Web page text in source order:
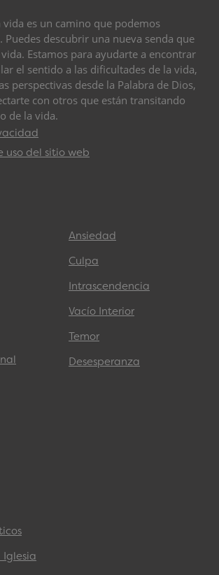
vida es un camino que podemos
descubrir una nueva senda que
Estamos para ayudarte a encontrar
el sentido a las dificultades de la vida,
perspectivas desde la Palabra de Dios,
con otros que están transitando
de la vida.
uso del sitio web
Ansiedad
Culpa
Intrascendencia
Vacío Interior
Temor
Desesperanza
Iglesia